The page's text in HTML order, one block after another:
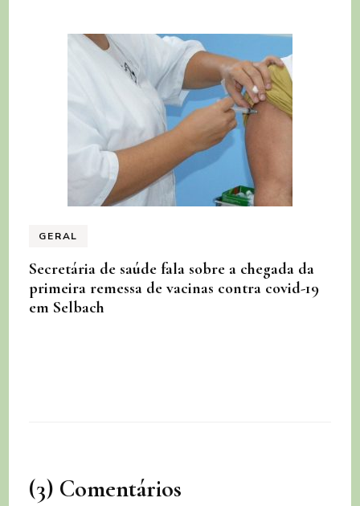
GERAL
Secretária de saúde fala sobre a chegada da
primeira remessa de vacinas contra covid-19
em Selbach
(3) Comentários